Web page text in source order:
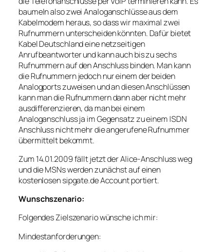
baumeln also zwei Analoganschlüsse aus dem
Kabelmodem heraus, so dass wir maximal zwei
Rufnummern unterscheiden könnten. Dafür bietet
Kabel Deutschland eine netzseitigen
Anrufbeantworter und kann auch bis zu sechs
Rufnummern auf den Anschluss binden. Man kann
die Rufnummern jedoch nur einem der beiden
Analogports zuweisen und an diesen Anschlüssen
kann man die Rufnummern dann aber nicht mehr
ausdifferenzieren, da man bei einem
Analoganschluss ja im Gegensatz zu einem ISDN
Anschluss nicht mehr die angerufene Rufnummer
übermittelt bekommt.
Zum 14.01.2009 fällt jetzt der Alice-Anschluss weg
und die MSNs werden zunächst auf einen
kostenlosen sipgate.de Account portiert.
Wunschszenario:
Folgendes Zielszenario wünsche ich mir:
Mindestanforderungen: